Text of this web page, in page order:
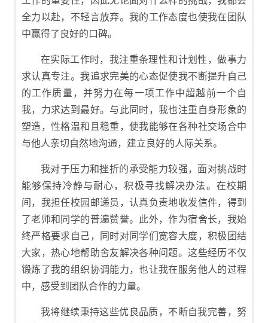
全力以赴，不轻言放弃。我的工作态度也使我在团队
中赢得了良好的口碑。
在实际工作时，我注重条理性和计划性，做事力
求认真专注。我追求完美的心态促使我不断提升自己
的工作质量，并努力在每一项工作中超越前一个自
我，力求达到最好。与此同时，我也注重自身形象的
塑造，性格温和且稳重，使我能够在各种社交场合中
与他人亲切自然地沟通，建立良好的人际关系。
我对于压力和挫折的承受能力较强，面对挑战时
能够保持冷静与耐心，积极寻找解决办法。在校期
间，我担任校园邮递员，认真负责地收发信件，得到
了老师和同学的普遍赞誉。此外，作为宿舍长，我始
终严格要求自己，同时对同学们宽容大度，积极团结
大家，热心地帮助舍友解决各种问题。这些经历不仅
锻炼了我的组织协调能力，也让我在服务他人的过程
中，感受到团队合作的力量。
我将继续秉持这些优良品质，不断自我完善，努